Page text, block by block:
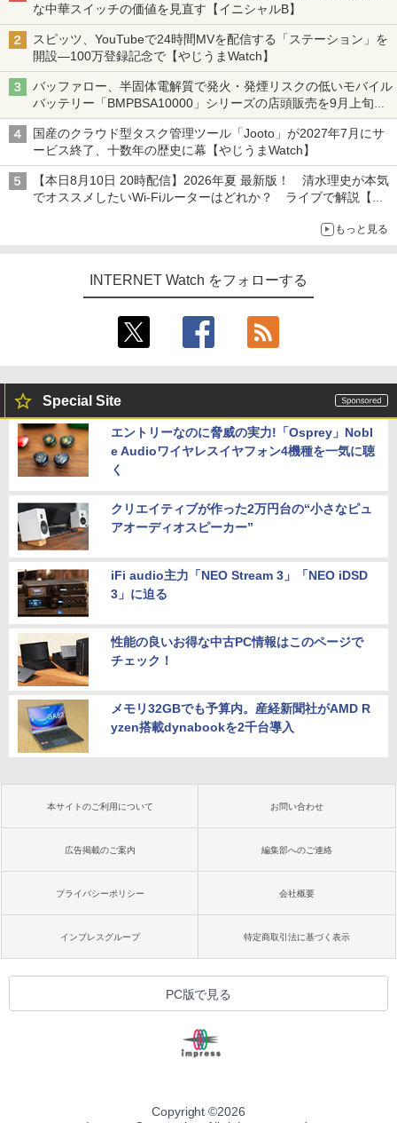
な中華スイッチの価値を見直す【イニシャルB】
スピッツ、YouTubeで24時間MVを配信する「ステーション」を
開設―100万登録記念で【やじうまWatch】
バッファロー、半固体電解質で発火・発煙リスクの低いモバイル
バッテリー「BMPBSA10000」シリーズの店頭販売を9月上旬に
開始
国産のクラウド型タスク管理ツール「Jooto」が2027年7月にサ
ービス終了、十数年の歴史に幕【やじうまWatch】
【本日8月10日 20時配信】2026年夏 最新版！ 清水理史が本気
でオススメしたいWi-Fiルーターはどれか？ ライブで解説【清
もっと見る
INTERNET Watch をフォローする
Special Site
エントリーなのに脅威の実力!「Osprey」Nobl
e Audioワイヤレスイヤフォン4機種を一気に聴
く
クリエイティブが作った2万円台の“小さなピュ
アオーディオスピーカー”
iFi audio主力「NEO Stream 3」「NEO iDSD
3」に迫る
性能の良いお得な中古PC情報はこのページで
チェック！
メモリ32GBでも予算内。産経新聞社がAMD R
yzen搭載dynabookを2千台導入
本サイトのご利用について お問い合わせ
広告掲載のご案内 編集部へのご連絡
プライバシーポリシー 会社概要
インプレスグループ 特定商取引法に基づく表示
PC版で見る
Copyright ©2026